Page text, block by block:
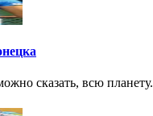
сказать, всю